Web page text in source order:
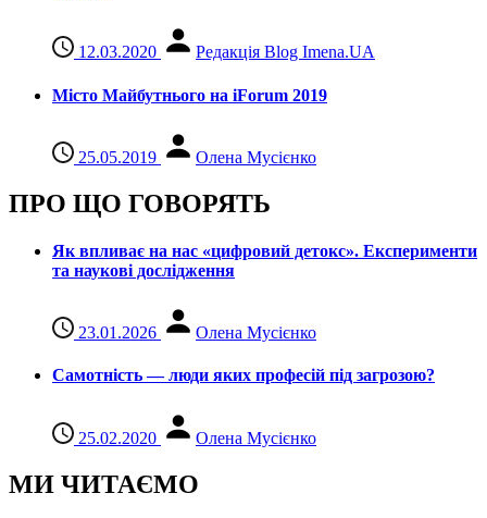
12.03.2020 Редакція Blog Imena.UA
Місто Майбутнього на iForum 2019
25.05.2019 Олена Мусієнко
ПРО ЩО ГОВОРЯТЬ
Як впливає на нас «цифровий детокс». Експерименти
та наукові дослідження
23.01.2026 Олена Мусієнко
Самотність — люди яких професій під загрозою?
25.02.2020 Олена Мусієнко
МИ ЧИТАЄМО